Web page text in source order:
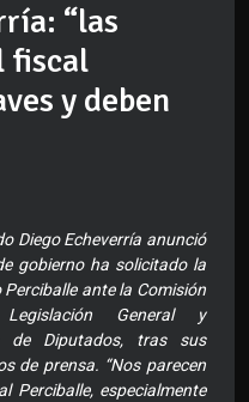
“las
fiscal
y deben
Diego Echeverría anunció
gobierno ha solicitado la
ante la Comisión
General y
de Diputados, tras sus
de prensa. “Nos parecen
Perciballe, especialmente